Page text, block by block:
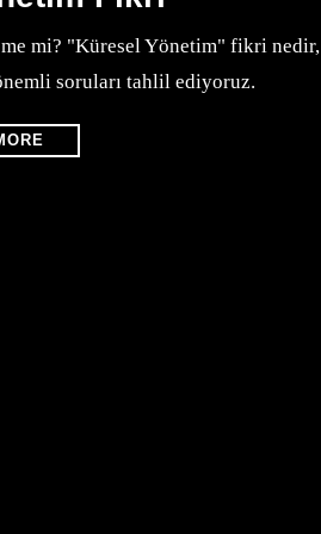
mi? "Küresel Yönetim" fikri nedir,
soruları tahlil ediyoruz.